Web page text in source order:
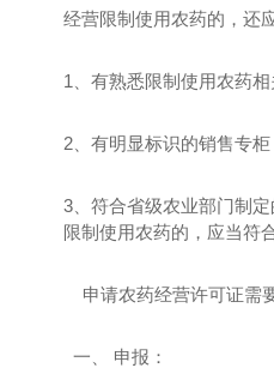
经营限制使用农药的，还
1、有熟悉限制使用农药
2、有明显标识的销售专
3、符合省级农业部门制
限制使用农药的，应当符
申请农药经营许可证需
一、 申报：